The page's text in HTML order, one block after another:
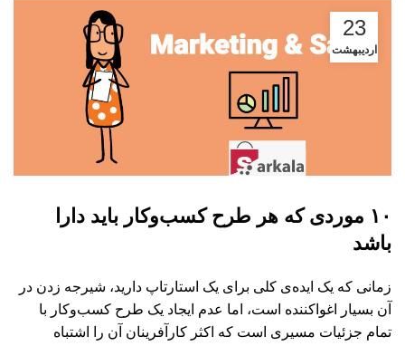
23
اردیبهشت
۱۰ موردی که هر طرح کسب‌وکار باید دارا
باشد
زمانی که یک ایده‌ی کلی برای یک استارتاپ دارید، شیرجه زدن در
آن بسیار اغواکننده است، اما عدم ایجاد یک طرح کسب‌وکار با
تمام جزئیات مسیری است که اکثر کارآفرینان آن را اشتباه